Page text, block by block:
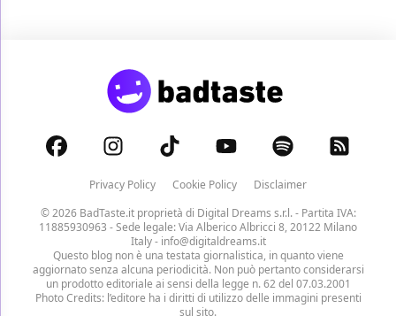
Privacy Policy Cookie Policy
Disclaimer
© 2026 BadTaste.it proprietà di Digital Dreams s.r.l.- Partita IVA:
11885930963 - Sede legale: Via Alberico Albricci 8, 20122 Milano
Italy - info@digitaldreams.it
Questo blog non è una testata giornalistica, in quanto viene
aggiornato senza alcuna periodicità. Non può pertanto considerarsi
un prodotto editoriale ai sensi della legge n. 62 del 07.03.2001
Photo Credits: l’editore ha i diritti di utilizzo delle immagini presenti
sul sito.